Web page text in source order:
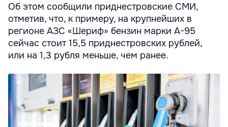
Об этом сообщили приднестровские СМИ,
отметив, что, к примеру, на крупнейших в
регионе АЗС «Шериф» бензин марки А-95
сейчас стоит 15,5 приднестровских рублей,
или на 1,3 рубля меньше, чем ранее.